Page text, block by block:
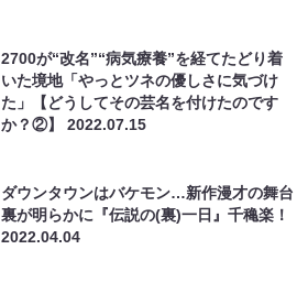
2700が“改名”“病気療養”を経てたどり着
いた境地「やっとツネの優しさに気づけ
た」【どうしてその芸名を付けたのです
か？②】2022.07.15
ダウンタウンはバケモン…新作漫才の舞台
裏が明らかに『伝説の(裏)一日』千穐楽！
2022.04.04